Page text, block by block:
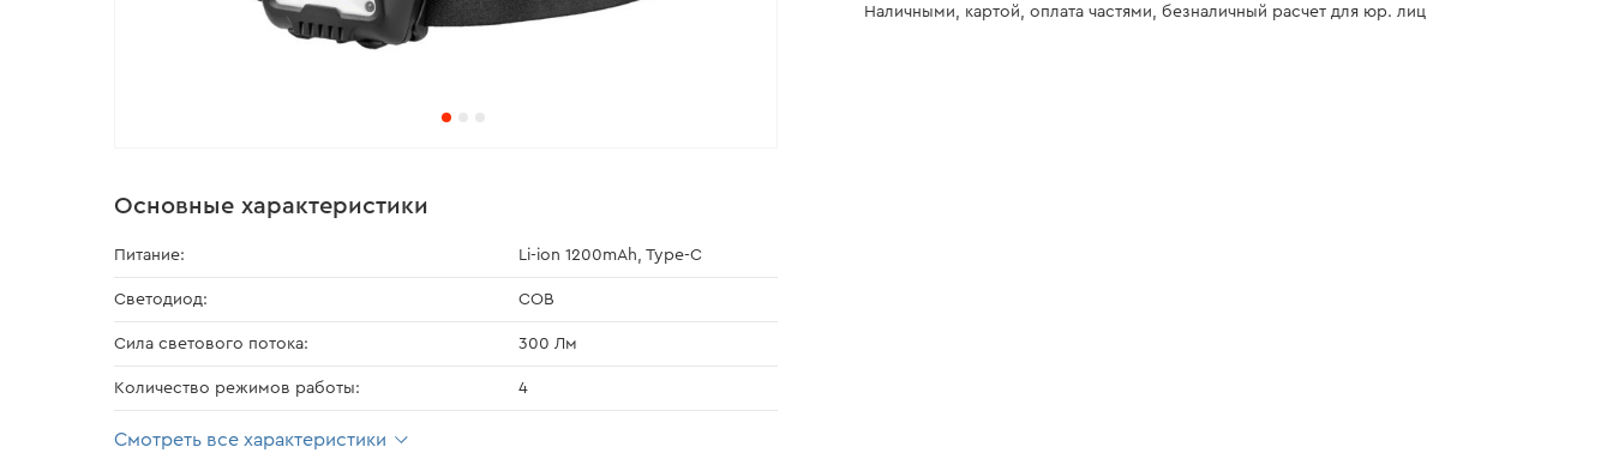
Наличными, картой, оплата частями, безналичный расчет для юр. лиц
Основные характеристики
Питание: Li-ion 1200mAh, Type-C
Светодиод: COB
Сила светового потока: 300 Лм
Количество режимов работы: 4
Смотреть все характеристики